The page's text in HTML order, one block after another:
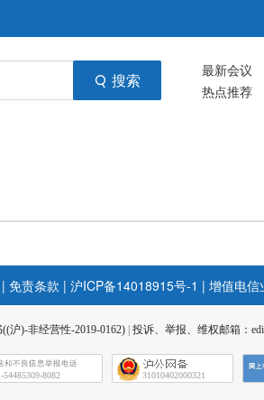
搜索 最新会议
热点推荐
| 免责条款 | 沪ICP备14018915号-1 | 增值电信
沪)-非经营性-2019-0162) 投诉、举报、维权邮箱：
54485309-8082 31010402000321